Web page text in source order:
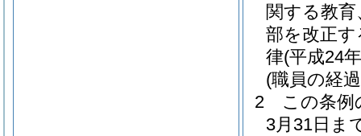
関する教
部を改正
律(平成24
(職員の経
2
この条例
3月31日ま